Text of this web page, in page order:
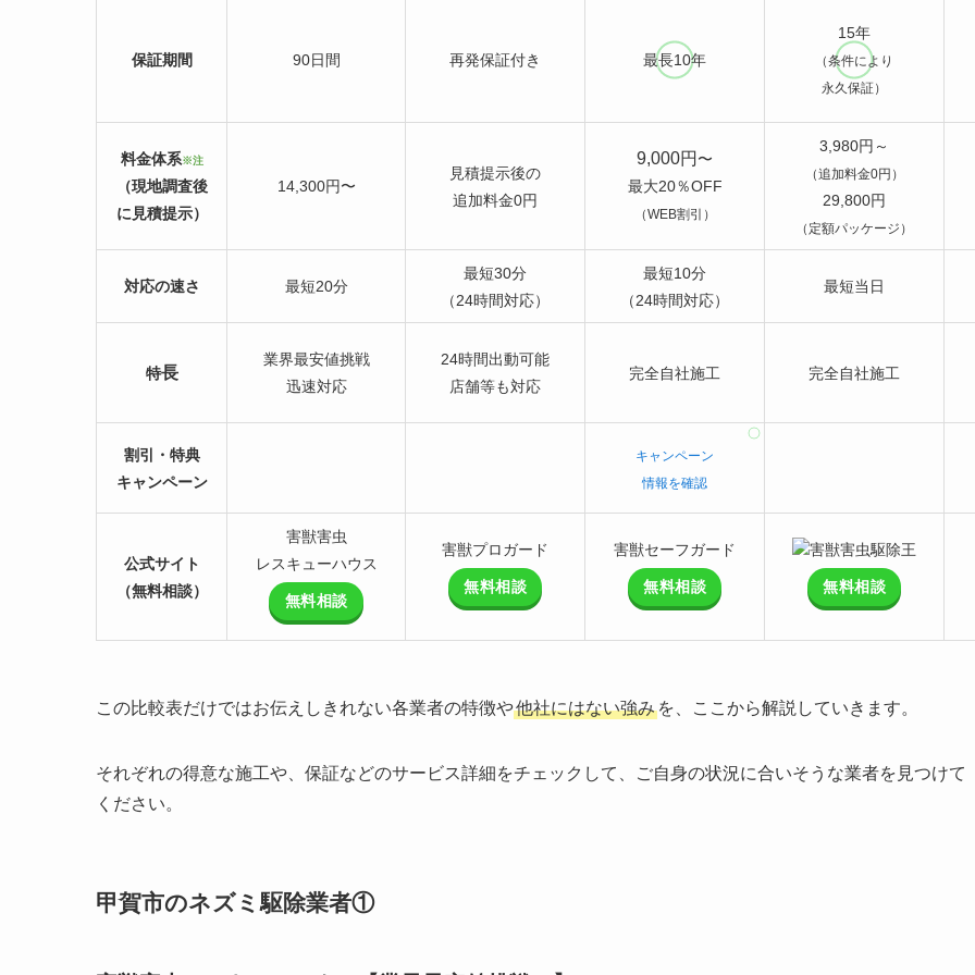
保証期間 90日間 再発保証付き 最長10年
15年
（条件により
永久保証）
料金体系※注
（現地調査後
に見積提示）
14,300円〜
見積提示後の
追加料金0円
9,000円 〜
最大20％OFF
（WEB割引）
3,980円～
（追加料金0円）
29,800円
（定額パッケージ）
対応の速さ 最短20分
最短30分
（24時間対応）
最短10分
（24時間対応）
最短当日
特長
業界最安値挑戦
迅速対応
24時間出動可能
店舗等も対応
完全自社施工 完全自社施工
割引・特典
キャンペーン
キャンペーン
情報を確認
公式サイト
（無料相談）
害獣害虫
レスキューハウス
無料相談
害獣プロガード
無料相談
害獣セーフガード
無料相談
害獣害虫駆除王
無料相談
この比較表だけではお伝えしきれない各業者の特徴や他社にはない強み を、ここから解説していきます。
それぞれの得意な施工や、保証などのサービス詳細をチェックして、ご自身の状況に合いそうな業者を見つけて
ください。
甲賀市のネズミ駆除業者①